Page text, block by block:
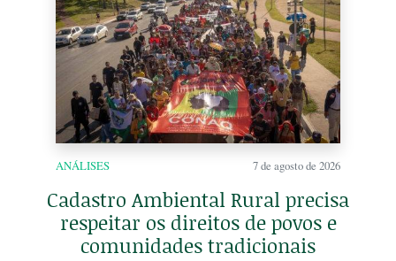
ANÁLISES 7 de agosto de 2026
Cadastro Ambiental Rural precisa
respeitar os direitos de povos e
comunidades tradicionais